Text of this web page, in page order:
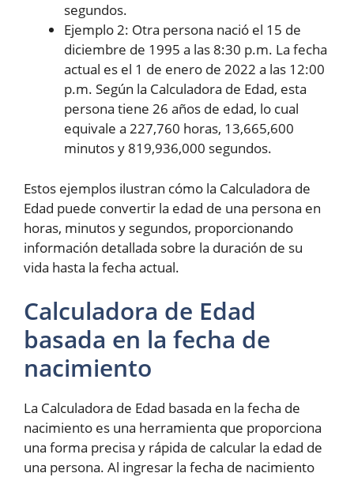
segundos.
Ejemplo 2: Otra persona nació el 15 de
diciembre de 1995 a las 8:30 p.m. La fecha
actual es el 1 de enero de 2022 a las 12:00
p.m. Según la Calculadora de Edad, esta
persona tiene 26 años de edad, lo cual
equivale a 227,760 horas, 13,665,600
minutos y 819,936,000 segundos.
Estos ejemplos ilustran cómo la Calculadora de
Edad puede convertir la edad de una persona en
horas, minutos y segundos, proporcionando
información detallada sobre la duración de su
vida hasta la fecha actual.
Calculadora de Edad
basada en la fecha de
nacimiento
La Calculadora de Edad basada en la fecha de
nacimiento es una herramienta que proporciona
una forma precisa y rápida de calcular la edad de
una persona. Al ingresar la fecha de nacimiento